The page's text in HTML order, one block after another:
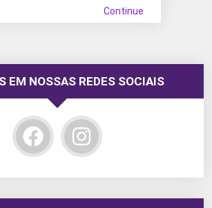
Continue
EM NOSSAS REDES SOCIAIS